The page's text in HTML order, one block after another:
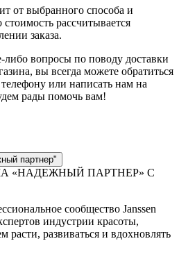
от выбранного способа и
рассчитывается
заказа.
либо вопросы по поводу доставки
вы всегда можете обратиться
или написать нам на
рады помочь вам!
"Надежный партнер"
«НАДЕЖНЫЙ ПАРТНЕР» С
сообщество Janssen
индустрии красоты,
расти, развиваться и вдохновлять